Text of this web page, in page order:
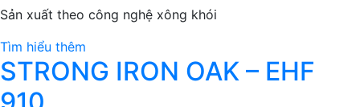
Sản xuất theo công nghệ xông khói
Tìm hiểu thêm
STRONG IRON OAK – EHF